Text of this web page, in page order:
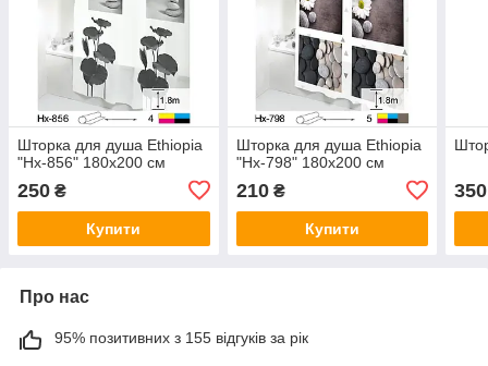
Шторка для душа Ethiopia
"Hx-856" 180х200 см
250 ₴
Купити
Шторка для душа Ethiopia
"Hx-798" 180х200 см
210₴
Купити
350
Про нас
95% позитивних з 155 відгуків за рік